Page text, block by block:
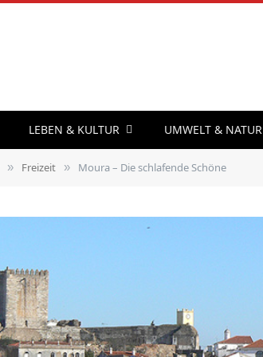
LEBEN & KULTUR UMWELT & NATUR
» Freizeit » Moura – Die schlafende Schöne